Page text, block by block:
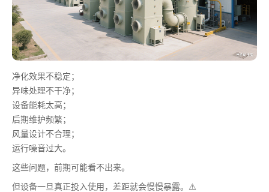
净化效果不稳定；
异味处理不干净；
设备能耗太高；
后期维护频繁；
风量设计不合理；
运行噪音过大。
这些问题，前期可能看不出来。
但设备一旦真正投入使用，差距就会慢慢暴露。⚠️